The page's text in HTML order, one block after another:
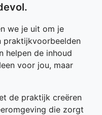
we je uit om je
praktijkvoorbeelden
helpen de inhoud
voor jou, maar
de praktijk creëren
die zorgt